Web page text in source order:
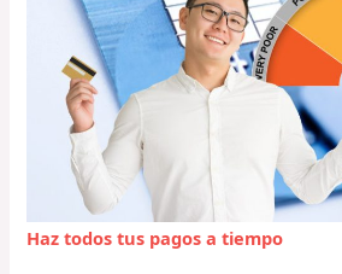
Haz todos tus pagos a tiempo